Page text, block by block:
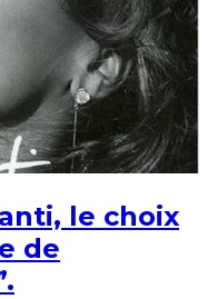
le choix
de